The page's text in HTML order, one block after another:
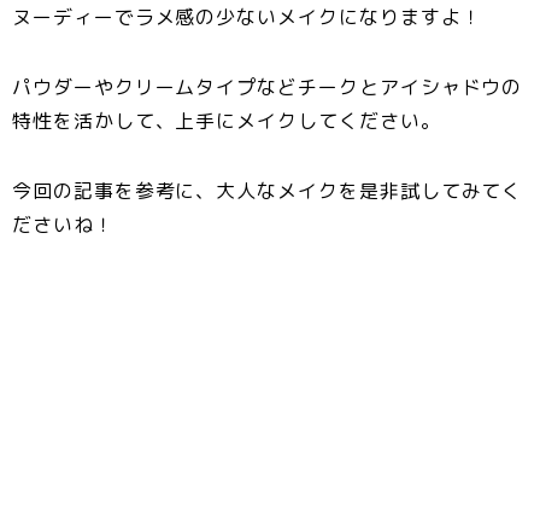
ヌーディーでラメ感の少ないメイクになりますよ！
パウダーやクリームタイプなどチークとアイシャドウの
特性を活かして、上手にメイクしてください。
今回の記事を参考に、大人なメイクを是非試してみてく
ださいね！